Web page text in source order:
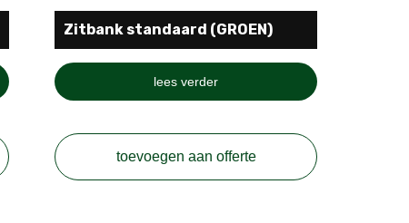
Zitbank standaard (GROEN)
lees verder
toevoegen aan offerte